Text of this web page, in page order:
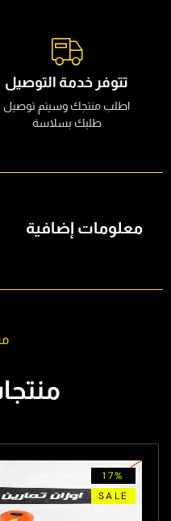
خدمة التوصيل
منتجك وسيتم توصيل
طلبك بسلاسة
إضافية
منتجات